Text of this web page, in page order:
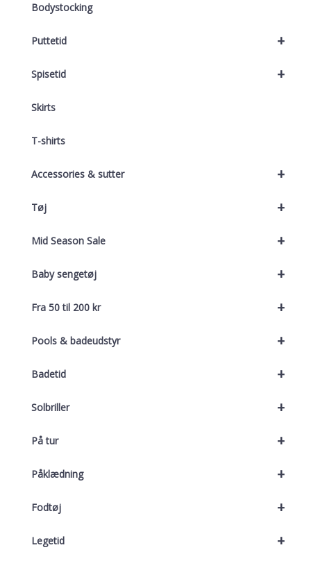
Bodystocking
+
Puttetid
+
Spisetid
Skirts
T-shirts
+
Accessories & sutter
+
Tøj
+
Mid Season Sale
+
Baby sengetøj
+
Fra 50 til 200 kr
+
Pools & badeudstyr
+
Badetid
+
Solbriller
+
På tur
+
Påklædning
+
Fodtøj
+
Legetid